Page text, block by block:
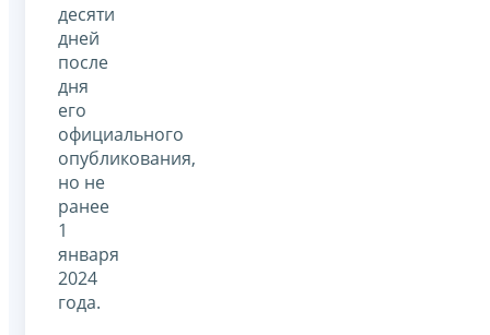
десяти
дней
после
дня
его
официального
опубликования,
но не
ранее
1
января
2024
года.